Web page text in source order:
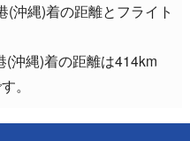
沖縄)着の距離とフライト
(沖縄)着の距離は414km
。